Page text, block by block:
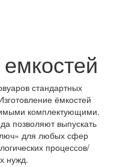
стандартных
ёмкостей
комплектующими.
позволяют выпускать
для любых сфер
процессов/
нужд.